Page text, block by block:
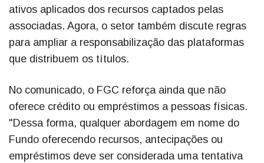
ativos aplicados dos recursos captados pelas
associadas. Agora, o setor também discute regras
para ampliar a responsabilização das plataformas
que distribuem os títulos.
No comunicado, o FGC reforça ainda que não
oferece crédito ou empréstimos a pessoas físicas.
"Dessa forma, qualquer abordagem em nome do
Fundo oferecendo recursos, antecipações ou
empréstimos deve ser considerada uma tentativa